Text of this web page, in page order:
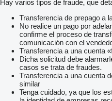
Hay varios tipos de fraude, que
Transferencia de prepago a
No realice un pago por
confirme el proceso de
comunicación con el
Transferencia a una cuenta
Dicha solicitud debe
casos se trata de fraudes.
Transferencia a una cuenta
similar
Tenga cuidado, ya que los